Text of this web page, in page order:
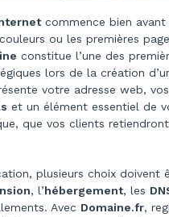
commence bien avant
ou les premières
constitue l’une des
lors de la création
votre adresse web, vos
et un élément essentiel de
que vos clients retiendront
plusieurs choix doivent
, l’hébergement, les
Avec Domaine.fr,